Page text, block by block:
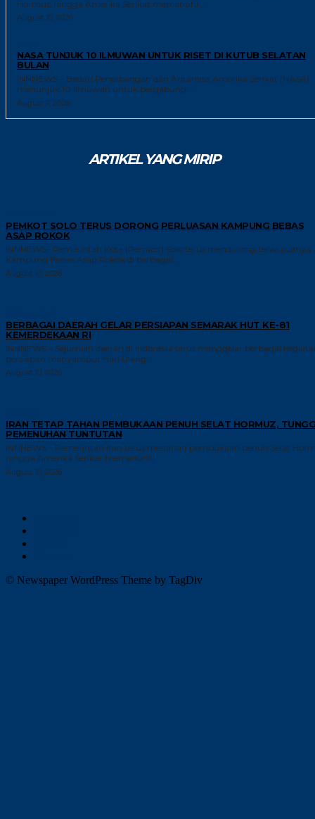
Hormuz hingga Amerika Serikat memenuhi...
August 10, 2026
NASA TUNJUK 10 ILMUWAN UNTUK RISET DI KUTUB SELATAN
BULAN
INNNEWS – Badan Penerbangan dan Antariksa Amerika Serikat (NASA)
menunjuk 10 ilmuwan untuk bergabung...
August 7, 2026
ARTIKEL YANG MIRIP
PEMKOT SOLO TERUS DORONG PERLUASAN KAMPUNG BEBAS
ASAP ROKOK
INNNEWS– Pemerintah Kota (Pemkot) Solo terus mendorong terwujudnya
Kampung Bebas Asap Rokok di berbagai...
August 10, 2026
BERBAGAI DAERAH GELAR PERSIAPAN SEMARAK HUT KE-81
KEMERDEKAAN RI
INNNEWS – Sejumlah daerah di Indonesia terus menggelar berbagai
persiapan menyambut Hari Ulang...
August 10, 2026
IRAN TETAP TAHAN PEMBUKAAN PENUH SELAT HORMUZ,
PEMENUHAN TUNTUTAN
INNNEWS – Pemerintah Iran terus menahan pembukaan penuh Selat
hingga Amerika Serikat memenuhi...
August 10, 2026
© Newspaper WordPress Theme by TagDiv